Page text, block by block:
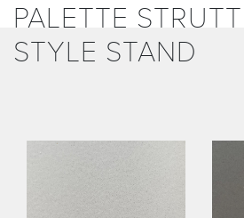
PALETTE
STYLE STAND